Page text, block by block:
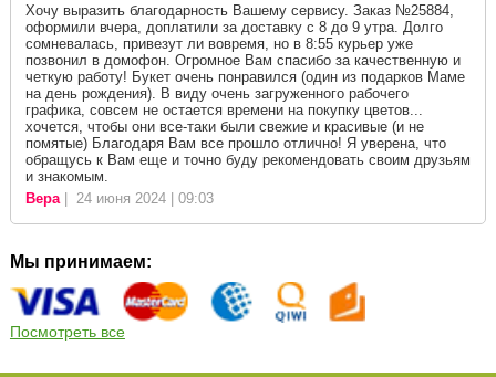
Хочу выразить благодарность Вашему сервису. Заказ №25884,
оформили вчера, доплатили за доставку с 8 до 9 утра. Долго
сомневалась, привезут ли вовремя, но в 8:55 курьер уже
позвонил в домофон. Огромное Вам спасибо за качественную и
четкую работу! Букет очень понравился (один из подарков Маме
на день рождения). В виду очень загруженного рабочего
графика, совсем не остается времени на покупку цветов...
хочется, чтобы они все-таки были свежие и красивые (и не
помятые) Благодаря Вам все прошло отлично! Я уверена, что
обращусь к Вам еще и точно буду рекомендовать своим друзьям
и знакомым.
Вера| 24 июня 2024 | 09:03
Мы принимаем:
Посмотреть все